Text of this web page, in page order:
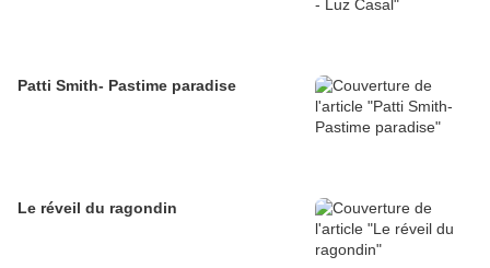
Patti Smith- Pastime paradise
Le réveil du ragondin